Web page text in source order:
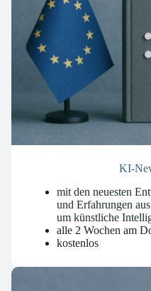
mit den neuesten
und Erfahrungen
um künstliche
alle 2 Wochen am